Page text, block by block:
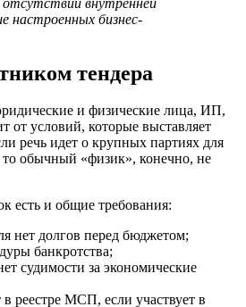
настроенных бизнес-
тендера
и физические лица, ИП,
от условий, которые выставляет
речь идет о крупных партиях для
обычный «физик», конечно, не
есть и общие требования:
нет долгов перед бюджетом;
банкротства;
судимости за экономические
реестре МСП, если участвует в